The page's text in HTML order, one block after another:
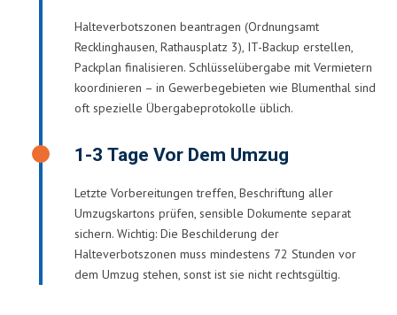
Halteverbotszonen beantragen (Ordnungsamt
Recklinghausen, Rathausplatz 3), IT-Backup erstellen,
Packplan finalisieren. Schlüsselübergabe mit Vermietern
koordinieren – in Gewerbegebieten wie Blumenthal sind
oft spezielle Übergabeprotokolle üblich.
1-3 Tage Vor Dem Umzug
Letzte Vorbereitungen treffen, Beschriftung aller
Umzugskartons prüfen, sensible Dokumente separat
sichern. Wichtig: Die Beschilderung der
Halteverbotszonen muss mindestens 72 Stunden vor
dem Umzug stehen, sonst ist sie nicht rechtsgültig.